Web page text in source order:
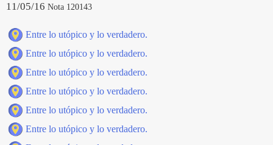
11/05/16 Nota 120143
Entre lo utópico y lo verdadero.
Entre lo utópico y lo verdadero.
Entre lo utópico y lo verdadero.
Entre lo utópico y lo verdadero.
Entre lo utópico y lo verdadero.
Entre lo utópico y lo verdadero.